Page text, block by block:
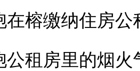
在榕缴纳住房公
公租房里的烟